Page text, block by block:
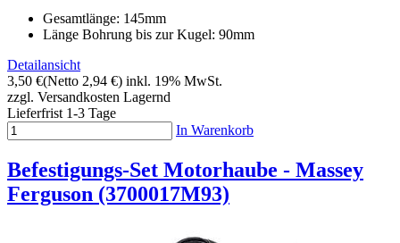
Gesamtlänge: 145mm
Länge Bohrung bis zur Kugel: 90mm
Detailansicht
3,50 €(Netto 2,94 €) inkl. 19% MwSt.
zzgl. Versandkosten Lagernd
Lieferfrist 1-3 Tage
In Warenkorb
Befestigungs-Set Motorhaube - Massey
Ferguson (3700017M93)